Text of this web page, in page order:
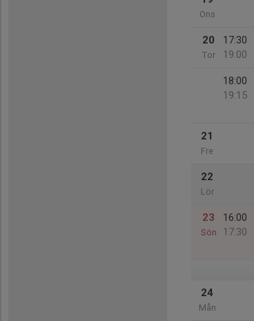
Ons
20
Tor
17:30
19:00
18:00
19:15
21
Fre
22
Lör
23
Sön
16:00
17:30
24
Mån